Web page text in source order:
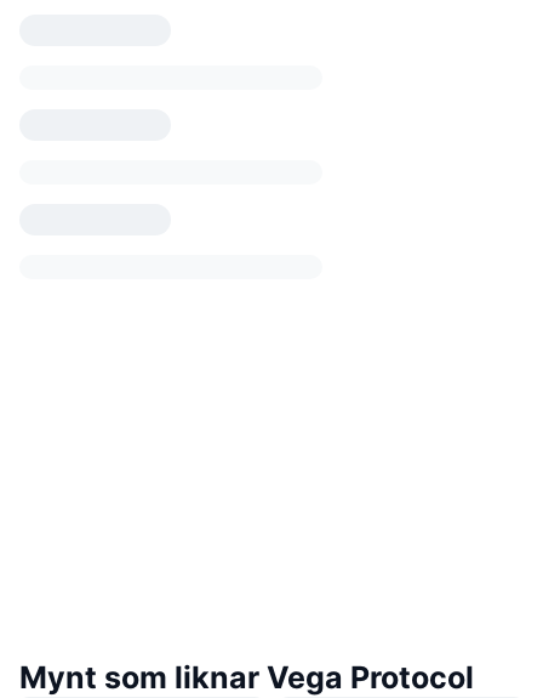
Mynt som liknar Vega Protocol